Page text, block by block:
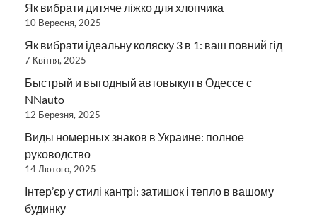
Як вибрати дитяче ліжко для хлопчика
10 Вересня, 2025
Як вибрати ідеальну коляску 3 в 1: ваш повний гід
7 Квітня, 2025
Быстрый и выгодный автовыкуп в Одессе с
NNauto
12 Березня, 2025
Виды номерных знаков в Украине: полное
руководство
14 Лютого, 2025
Інтер’єр у стилі кантрі: затишок і тепло в вашому
будинку